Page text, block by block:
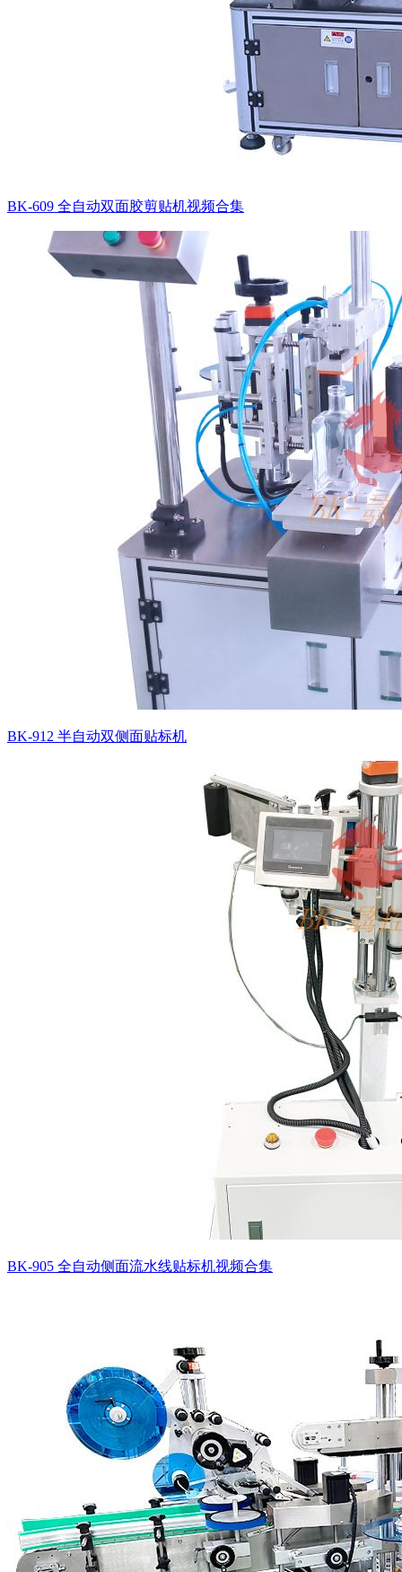
BK-609 全自动双面胶剪贴机视频合集
BK-912 半自动双侧面贴标机
BK-905 全自动侧面流水线贴标机视频合集